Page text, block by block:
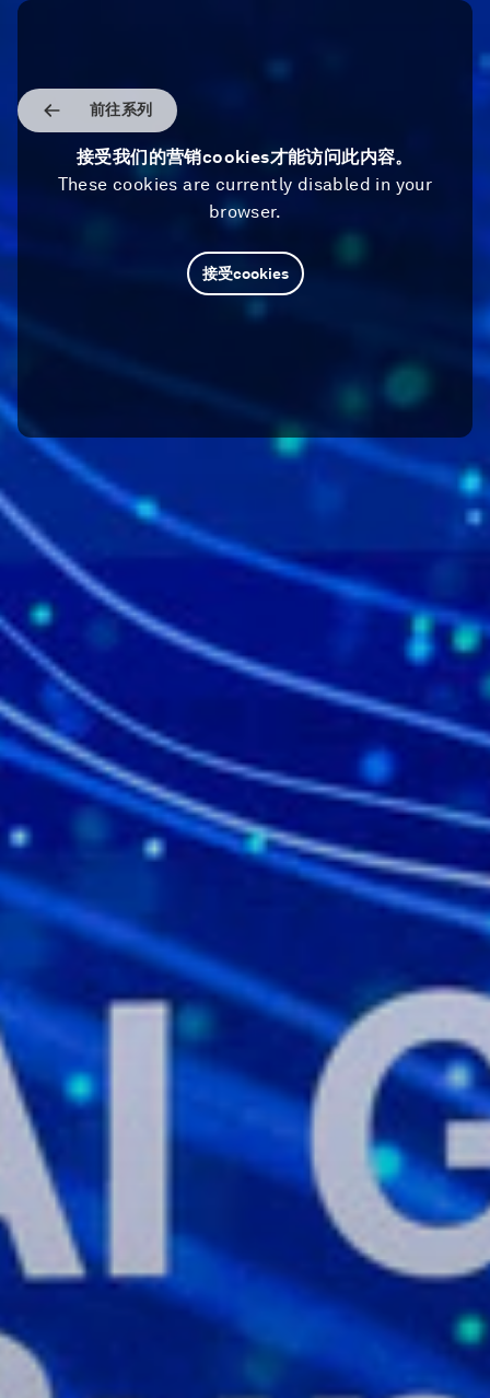
前往系列
接受我们的营销cookies才能访问此内容。
These cookies are currently disabled in your
browser.
接受cookies